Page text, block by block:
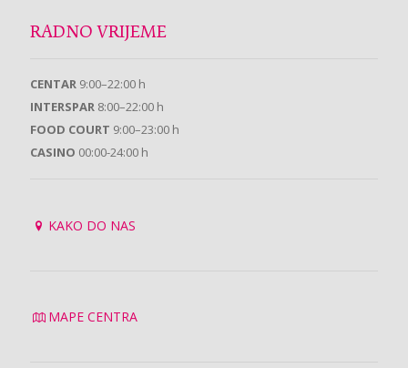
RADNO VRIJEME
CENTAR 9:00–22:00 h
INTERSPAR 8:00–22:00 h
FOOD COURT 9:00–23:00 h
CASINO 00:00-24:00 h
KAKO DO NAS
MAPE CENTRA